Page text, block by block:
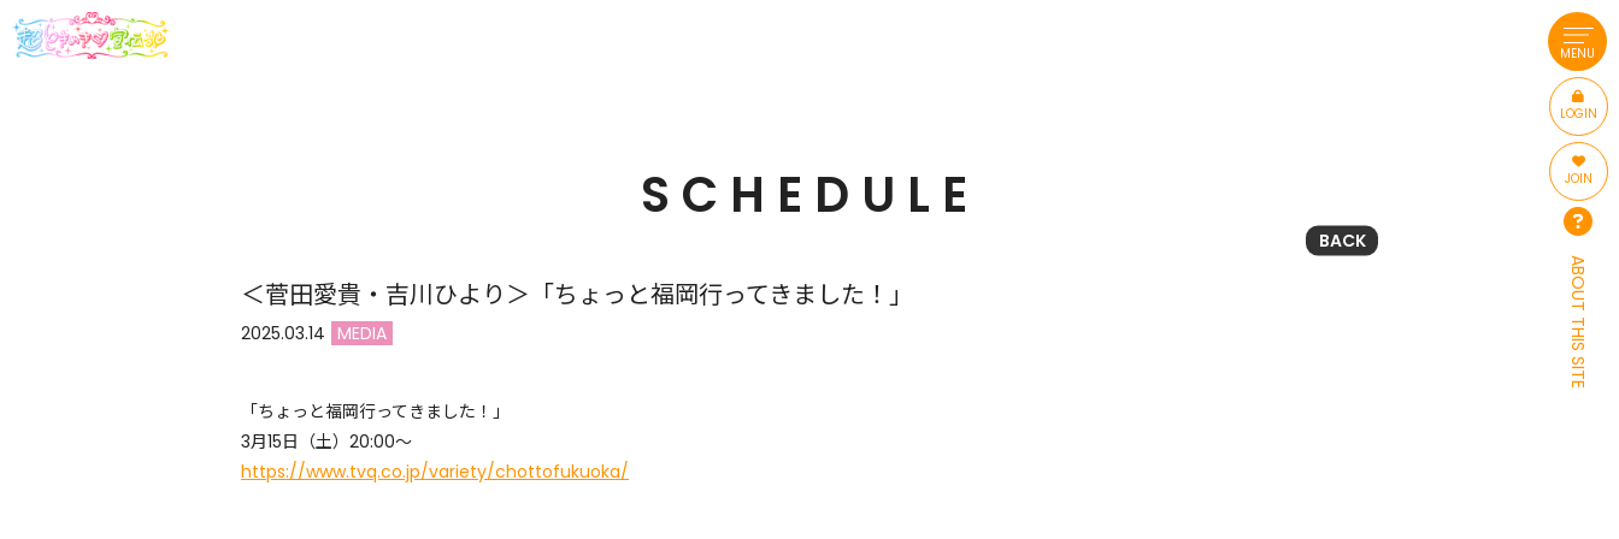
MENU
LOGIN
JOIN
ABOUT THIS SITE
SCHEDULE
BACK
＜菅田愛貴・吉川ひより＞「ちょっと福岡行ってきました！」
2025.03.14 MEDIA
「ちょっと福岡行ってきました！」
3月15日（土）20:00〜
https://www.tvq.co.jp/variety/chottofukuoka/